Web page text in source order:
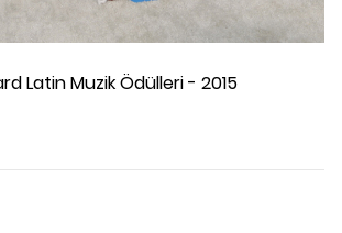
Latin Muzik Ödülleri - 2015